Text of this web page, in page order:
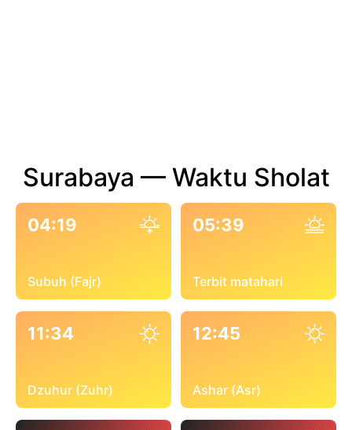
Surabaya — Waktu Sholat
04:19
Subuh (Fajr)
05:39
Terbit matahari
11:34
Dzuhur (Zuhr)
12:45
Ashar (Asr)